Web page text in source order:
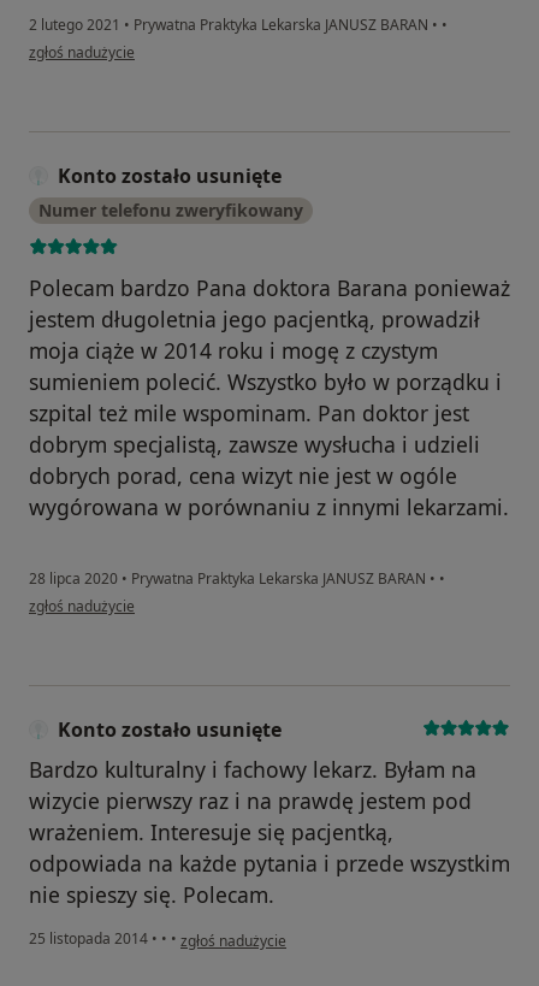
2 lutego 2021 • Prywatna Praktyka Lekarska JANUSZ BARAN • •
w opinii użytkownika Klaudia
zgłoś nadużycie
Konto zostało usunięte
Numer telefonu zweryfikowany
Polecam bardzo Pana doktora Barana ponieważ
jestem długoletnia jego pacjentką, prowadził
moja ciąże w 2014 roku i mogę z czystym
sumieniem polecić. Wszystko było w porządku i
szpital też mile wspominam. Pan doktor jest
dobrym specjalistą, zawsze wysłucha i udzieli
dobrych porad, cena wizyt nie jest w ogóle
wygórowana w porównaniu z innymi lekarzami.
28 lipca 2020 • Prywatna Praktyka Lekarska JANUSZ BARAN • •
w opinii użytkownika Konto zostało usunięte
zgłoś nadużycie
Konto zostało usunięte
Bardzo kulturalny i fachowy lekarz. Byłam na
wizycie pierwszy raz i na prawdę jestem pod
wrażeniem. Interesuje się pacjentką,
odpowiada na każde pytania i przede wszystkim
nie spieszy się. Polecam.
25 listopada 2014 • • • w opinii użytkownika Konto zostało usunięte
zgłoś nadużycie